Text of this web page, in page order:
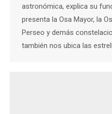
astronómica, explica su
presenta la Osa Mayor, la
Perseo y demás
también nos ubica las